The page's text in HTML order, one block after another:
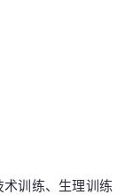
训练、生理训练